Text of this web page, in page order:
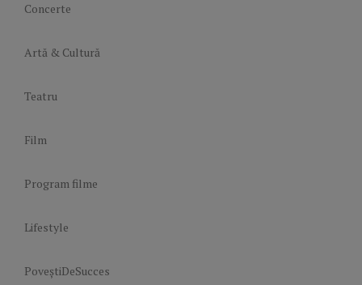
Concerte
Artă & Cultură
Teatru
Film
Program filme
Lifestyle
PoveștiDeSucces